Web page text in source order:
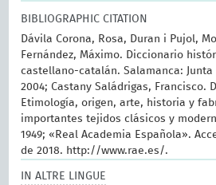
BIBLIOGRAPHIC CITATION
Dávila Corona, Rosa, Duran i Pujol,
Fernández, Máximo. Diccionario
castellano-catalán. Salamanca: Junta
2004; Castany Saládrigas, Francisco.
Etimología, origen, arte, historia y
importantes tejidos clásicos y
1949; «Real Academia Española».
de 2018. http://www.rae.es/.
IN ALTRE LINGUE